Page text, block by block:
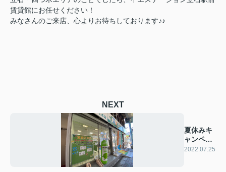
賃貸館にお任せください！
みなさんのご来店、心よりお待ちしております♪♪
NEXT
夏休みキ
ャンペー
ン実施
2022.07.25